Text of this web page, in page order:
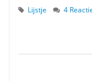
Lijstje 4